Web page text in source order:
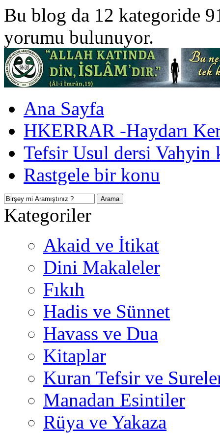
Bu blog da 12 kategoride
yorumu bulunuyor.
Ana Sayfa
HKERRAR -Haydarı
Tefsir Usul dersi Vahyin
Rastgele bir konu
Kategoriler
Akaid ve İtikat
Dini Makaleler
Fıkıh
Hadis ve Sünnet
Havass ve Dua
Kitaplar
Kuran Tefsir ve
Manadan Esintiler
Rüya ve Yakaza